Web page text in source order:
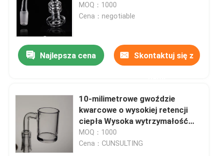
MOQ：1000
Cena：negotiable
Najlepsza cena Skontaktuj się z
10-milimetrowe gwoździe
kwarcowe o wysokiej retencji
ciepła Wysoka wytrzymałość
Quartz Terp Slurper
MOQ：1000
Cena：CUNSULTING